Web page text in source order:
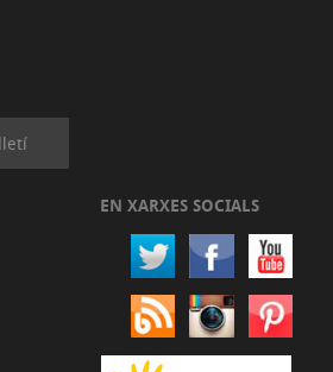
EN XARXES SOCIALS